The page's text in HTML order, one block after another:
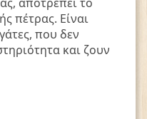
πέτρας. Είναι
που δεν
και ζουν